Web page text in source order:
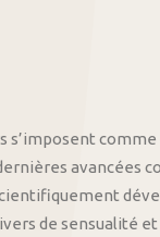
s’imposent
avancées
de sensualité et